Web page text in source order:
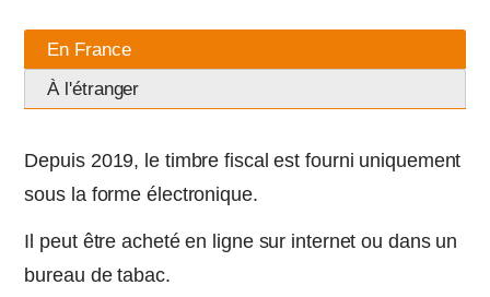
En France
À l'étranger
Depuis 2019, le timbre fiscal est fourni uniquement
sous la forme électronique.
Il peut être acheté en ligne sur internet ou dans un
bureau de tabac.